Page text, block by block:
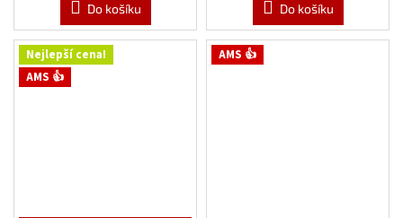
hvězdiček.
Do košíku Do košíku
Nejlepší cena!
AMS 👍
AMS 👍